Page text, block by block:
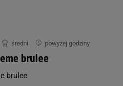
średni powyżej godziny
brulee
brulee